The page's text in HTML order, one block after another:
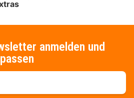
anmelden und